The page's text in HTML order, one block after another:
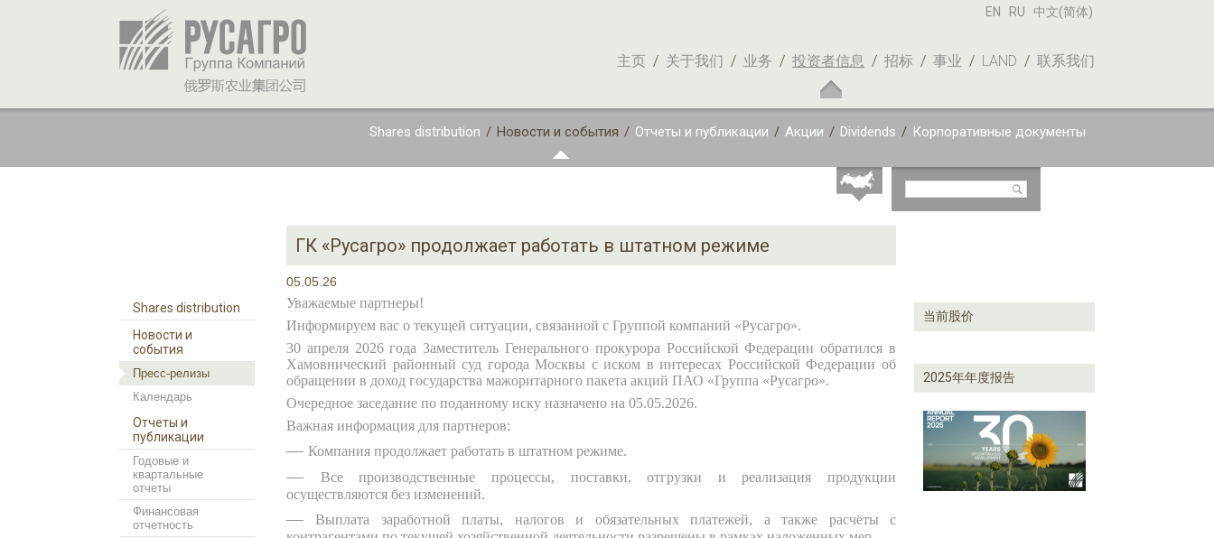
主页 / 关于我们 / 业务 / 投资者信息 / 招标 / 事业 / LAND / 联系我们
EN RU 中文(简体)
Shares distribution / Новости и события / Отчеты и публикации / Акции / Dividends / Корпоративные документы
Shares distribution
Новости и
события
Пресс-релизы
Календарь
Отчеты и
публикации
Годовые и
квартальные
отчеты
Финансовая
отчетность
当前股价
2025年年度报告
ГК «Русагро» продолжает работать в штатном режиме
05.05.26
Уважаемые партнеры!
Информируем вас о текущей ситуации, связанной с Группой компаний «Русагро».
30 апреля 2026 года Заместитель Генерального прокурора Российской Федерации обратился в
Хамовнический районный суд города Москвы с иском в интересах Российской Федерации об
обращении в доход государства мажоритарного пакета акций ПАО «Группа «Русагро».
Очередное заседание по поданному иску назначено на 05.05.2026.
Важная информация для партнеров:
— Компания продолжает работать в штатном режиме.
—
Все производственные процессы, поставки, отгрузки и реализация продукции
осуществляются без изменений.
—Выплата заработной платы, налогов и обязательных платежей, а также расчёты с